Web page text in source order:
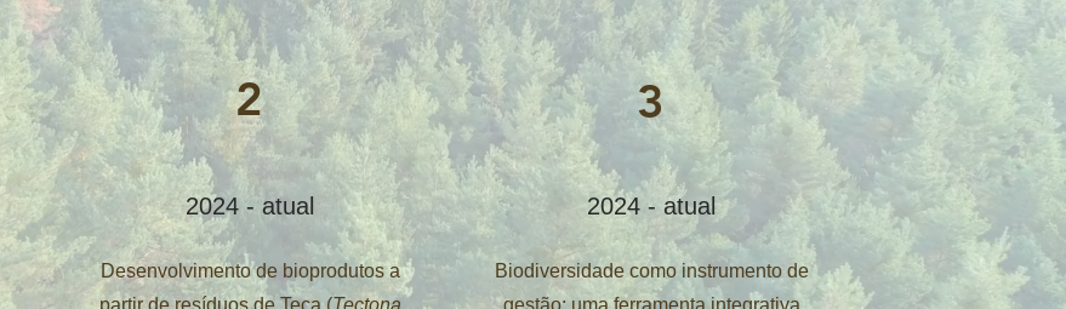
2
2024 - atual
Desenvolvimento de bioprodutos a
partir de resíduos de Teca (Tectona
3
2024 - atual
Biodiversidade como instrumento de
gestão: uma ferramenta integrativa